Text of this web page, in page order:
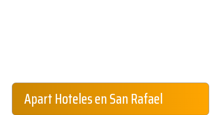
Apart Hoteles en San Rafael